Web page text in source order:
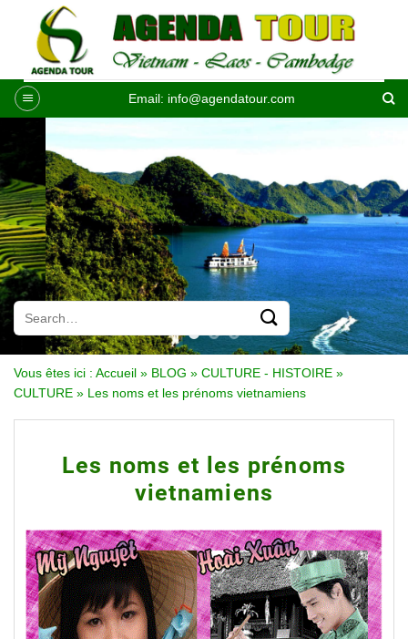
contenu
Email: info@agendatour.com
Vous êtes ici : Accueil » BLOG » CULTURE - HISTOIRE »
CULTURE » Les noms et les prénoms vietnamiens
Les noms et les prénoms
vietnamiens